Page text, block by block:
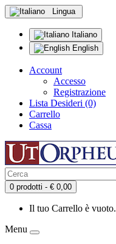
Lingua
Italiano
English
Account
Accesso
Registrazione
Lista Desideri (0)
Carrello
Cassa
0 prodotti - € 0,00
Il tuo Carrello è vuoto.
Menu